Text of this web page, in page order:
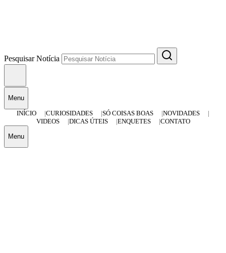
Pesquisar Notícia
Menu
INÍCIO
CURIOSIDADES SÓ COISAS BOAS
NOVIDADES
VIDEOS
DICAS ÚTEIS ENQUETES CONTATO
Menu